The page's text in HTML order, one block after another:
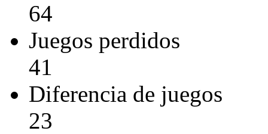
64
Juegos perdidos
41
Diferencia de juegos
23